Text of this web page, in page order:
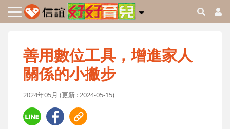
善用數位工具，增進家人
關係的小撇步
2024年05月 (更新 : 2024-05-15)